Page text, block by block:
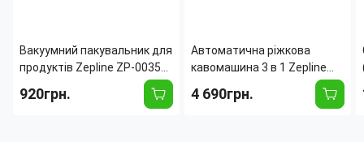
Вакуумний пакувальник для
продуктів Zepline ZP-00356
сенсорним дисплеєм і LED-
920грн.
Автоматична ріжкова
кавомашина 3 в 1 Zepline
ZP-6803-NEW 3000 Вт, 20
барів, бак 2 л, з
4 690грн.